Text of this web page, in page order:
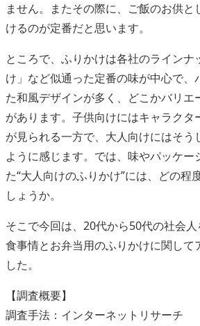
ません。またその際に、ご飯のお供
けるのが定番だと思います。
ところで、ふりかけは各社のラインナ
け」など似通った定番の味が中心で、
た和風デザインが多く、どこかバリエ
があります。子供向けにはキャラクタ
が見られる一方で、大人向けにはそう
ように感じます。では、味やパッケ
た“大人向けのふりかけ”には、どの程
しょうか。
そこで今回は、20代から50代の社会
食事情とお弁当用のふりかけに関して
した。
【調査概要】
調査手法：インターネットリサーチ